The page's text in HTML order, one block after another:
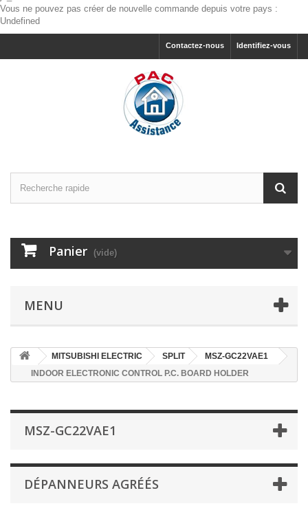
Vous ne pouvez pas créer de nouvelle commande depuis votre pays :
Undefined
Identifiez-vous
Contactez-nous
Panier (vide)
MENU
MITSUBISHI ELECTRIC SPLIT
MSZ-GC22VAE1
INDOOR ELECTRONIC CONTROL P.C. BOARD HOLDER
MSZ-GC22VAE1
DÉPANNEURS AGRÉÉS